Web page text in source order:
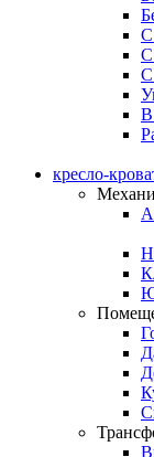
С
В
кресло-